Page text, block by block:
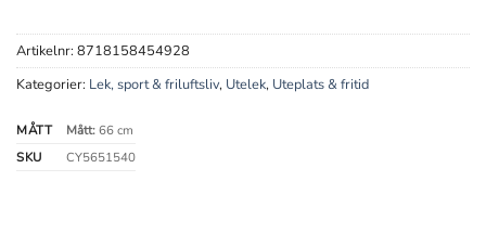
Artikelnr: 8718158454928
Kategorier: Lek, sport & friluftsliv, Utelek, Uteplats & fritid
MÅTT Mått:66 cm
SKU
CY5651540